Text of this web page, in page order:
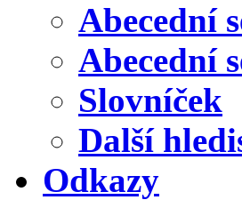
Abecední
Abecední
Slovníček
Další
Odkazy